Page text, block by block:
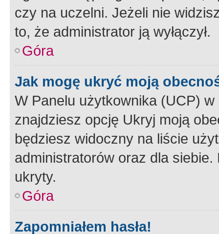
czy na uczelni. Jeżeli nie
to, że administrator ją wyłączył.
Góra
Jak mogę ukryć moją
W Panelu użytkownika (UCP) w
znajdziesz opcję Ukryj moją
będziesz widoczny na liście
administratorów oraz dla
ukryty.
Góra
Zapomniałem hasła!